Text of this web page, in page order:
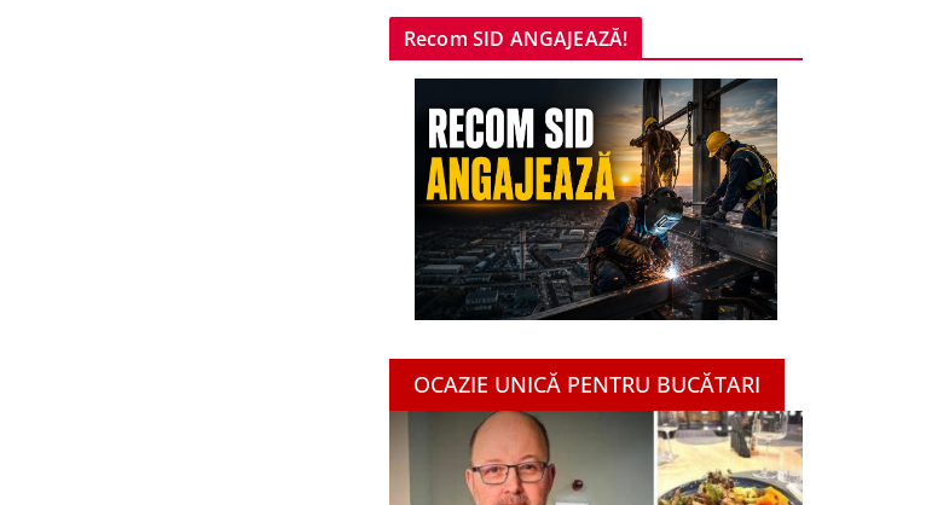
Recom SID ANGAJEAZĂ!
OCAZIE UNICĂ PENTRU BUCĂTARI